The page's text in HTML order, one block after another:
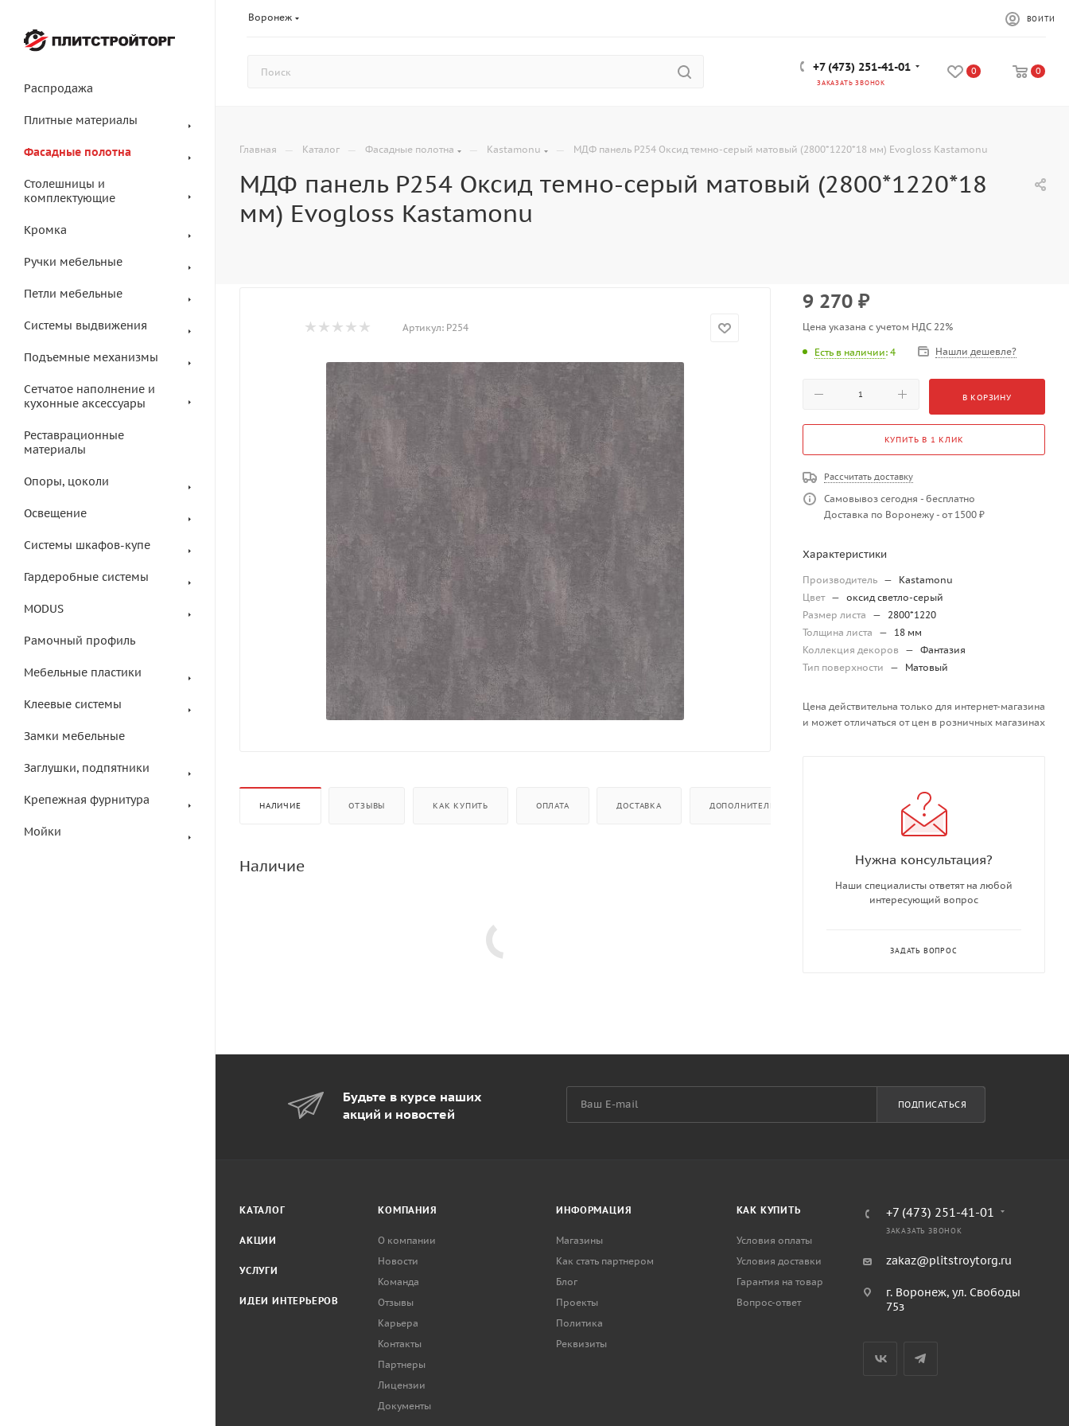
Воронеж ВОЙТИ
+7 (473) 251-41-01
ЗАКАЗАТЬ ЗВОНОК
0 0
Распродажа
Плитные материалы
Фасадные полотна
Столешницы и
комплектующие
Кромка
Ручки мебельные
Петли мебельные
Системы выдвижения
Подъемные механизмы
Сетчатое наполнение и
кухонные аксессуары
Реставрационные
материалы
Опоры, цоколи
Освещение
Системы шкафов-купе
Гардеробные системы
MODUS
Рамочный профиль
Мебельные пластики
Клеевые системы
Замки мебельные
Заглушки, подпятники
Крепежная фурнитура
Мойки
Главная — Каталог — Фасадные полотна — Kastamonu — МДФ панель P254 Оксид темно-серый матовый (2800*1220*18 мм) Evogloss Kastamonu
МДФ панель P254 Оксид темно-серый матовый (2800*1220*18
мм) Evogloss Kastamonu
Артикул: P254
НАЛИЧИЕ ОТЗЫВЫ КАК КУПИТЬ ОПЛАТА ДОСТАВКА ДОПОЛНИТЕЛЬНО
Наличие
9 270 ₽
Цена указана с учетом НДС 22%
Есть в наличии: 4 Нашли дешевле?
В КОРЗИНУ
КУПИТЬ В 1 КЛИК
Рассчитать доставку
Самовывоз сегодня - бесплатно
Доставка по Воронежу - от 1500 ₽
Характеристики
Производитель —
Kastamonu
Цвет — оксид светло-серый
Размер листа
— 2800*1220
Толщина листа
—
18 мм
Коллекция декоров
— Фантазия
Тип поверхности
— Матовый
Цена действительна только для интернет-магазина
и может отличаться от цен в розничных магазинах
Нужна консультация?
Наши специалисты ответят на любой
интересующий вопрос
ЗАДАТЬ ВОПРОС
Будьте в курсе наших
акций и новостей
ПОДПИСАТЬСЯ
КАТАЛОГ
АКЦИИ
УСЛУГИ
ИДЕИ ИНТЕРЬЕРОВ
КОМПАНИЯ
О компании
Новости
Команда
Отзывы
Карьера
Контакты
Партнеры
Лицензии
Документы
ИНФОРМАЦИЯ
Магазины
Как стать партнером
Блог
Проекты
Политика
Реквизиты
КАК КУПИТЬ
Условия оплаты
Условия доставки
Гарантия на товар
Вопрос-ответ
+7 (473) 251-41-01
ЗАКАЗАТЬ ЗВОНОК
zakaz@plitstroytorg.ru
г. Воронеж, ул. Свободы
75з